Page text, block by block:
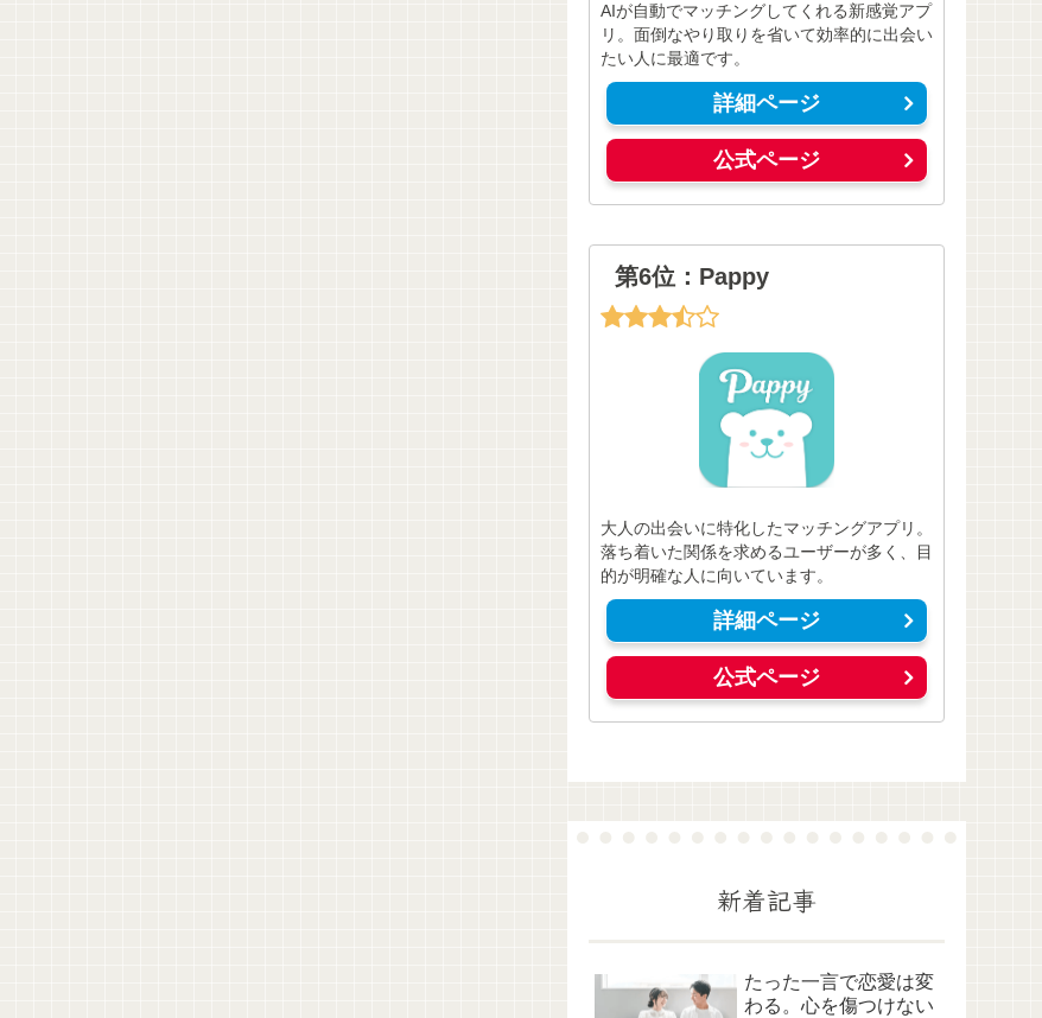
AIが自動でマッチングしてくれる新感覚アプ
リ。面倒なやり取りを省いて効率的に出会い
たい人に最適です。
詳細ページ
公式ページ
第6位：Pappy
大人の出会いに特化したマッチングアプリ。
落ち着いた関係を求めるユーザーが多く、目
的が明確な人に向いています。
詳細ページ
公式ページ
新着記事
たった一言で恋愛は変
わる。心を傷つけない